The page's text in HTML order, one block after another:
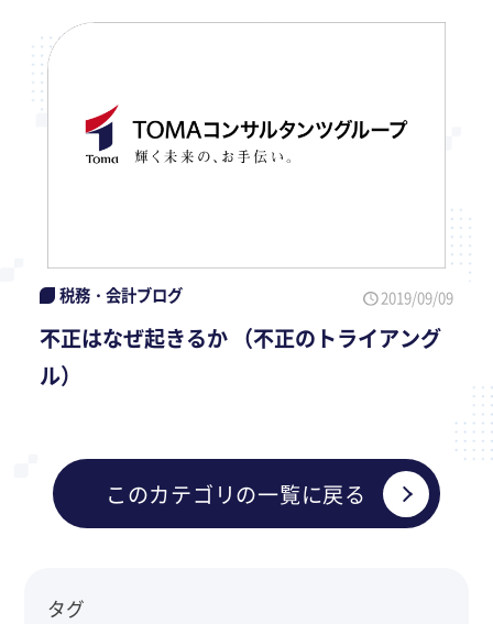
税務・会計ブログ 2019/09/09
不正はなぜ起きるか （不正のトライアング
ル）
このカテゴリの一覧に戻る
タグ